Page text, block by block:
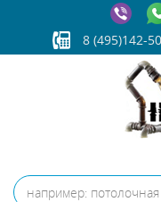
8 (495)142-